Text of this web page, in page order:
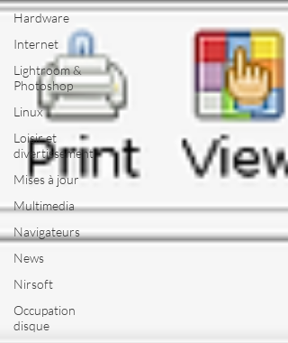
Hardware
Internet
Lightroom &
Photoshop
Linux
Loisir et
divertissement
Mises à jour
Multimedia
Navigateurs
News
Nirsoft
Occupation
disque